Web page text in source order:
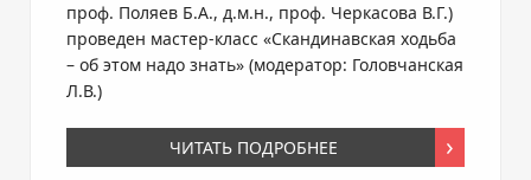
проф. Поляев Б.А., д.м.н., проф. Черкасова В.Г.)
проведен мастер-класс «Скандинавская ходьба
– об этом надо знать» (модератор: Головчанская
Л.В.)
ЧИТАТЬ ПОДРОБНЕЕ